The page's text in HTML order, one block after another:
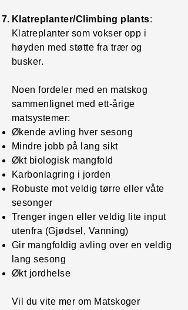
Klatreplanter/Climbing plants:
Klatreplanter som vokser opp i
høyden med støtte fra trær og
busker.
Noen fordeler med en matskog
sammenlignet med ett-årige
matsystemer:
Økende avling hver sesong
Mindre jobb på lang sikt
Økt biologisk mangfold
Karbonlagring i jorden
Robuste mot veldig tørre eller våte
sesonger
Trenger ingen eller veldig lite input
utenfra (Gjødsel, Vanning)
Gir mangfoldig avling over en veldig
lang sesong
Økt jordhelse
Vil du vite mer om Matskoger